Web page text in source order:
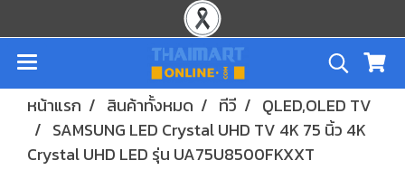
หน้าแรก สินค้าทั้งหมด ทีวี
QLED,OLED TV
SAMSUNG LED Crystal UHD TV 4K 75 นิ้ว 4K
Crystal UHD LED รุ่น UA75U8500FKXXT